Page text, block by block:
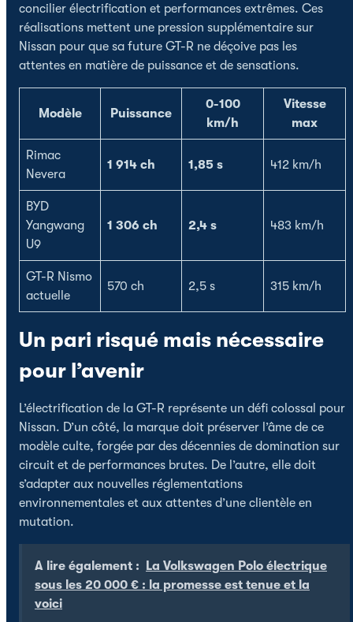
concilier électrification et performances extrêmes. Ces
réalisations mettent une pression supplémentaire sur
Nissan pour que sa future GT-R ne déçoive pas les
attentes en matière de puissance et de sensations.
Modèle Puissance
0-100
km/h
Vitesse
max
Rimac
Nevera
1 914 ch 1,85 s 412 km/h
BYD
Yangwang
U9
1 306 ch 2,4 s 483 km/h
GT-R Nismo
actuelle
570 ch 2,5 s 315 km/h
Un pari risqué mais nécessaire
pour l’avenir
L’électrification de la GT-R représente un défi colossal pour
Nissan. D’un côté, la marque doit préserver l’âme de ce
modèle culte, forgée par des décennies de domination sur
circuit et de performances brutes. De l’autre, elle doit
s’adapter aux nouvelles réglementations
environnementales et aux attentes d’une clientèle en
mutation.
A lire également :
La Volkswagen Polo électrique
sous les 20 000 € : la promesse est tenue et la
voici